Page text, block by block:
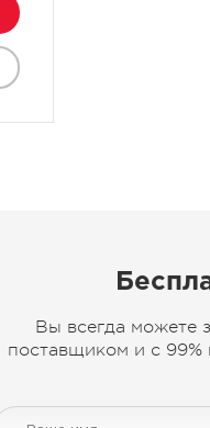
Вы всегда можете
поставщиком и с 99%